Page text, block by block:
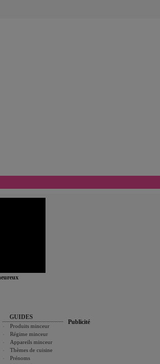
GUIDES
Produits minceur
Régime minceur
Appareils minceur
Thèmes de cuisine
Prénoms
Publicité